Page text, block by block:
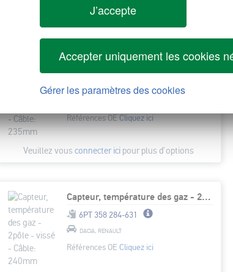
6PT 358 284-351
Références OECliquez ici
Veuillez vous connecter ici pour plus d'options
Capteur, température des gaz - 2pôle - vissé - Câble: 240mm
6PT 358 284-631
DACIA, RENAULT
Références OE Cliquez ici
J’accepte
Accepter uniquement les cookies
Gérer les paramètres des cookies